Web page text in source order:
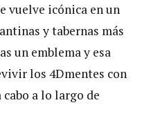
vuelve icónica en un
y tabernas más
un emblema y esa
los 4Dmentes con
cabo a lo largo de